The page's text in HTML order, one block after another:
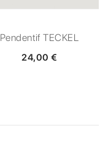
Pendentif TECKEL
24,00 €